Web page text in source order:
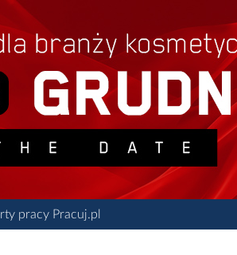
pracy Pracuj.pl